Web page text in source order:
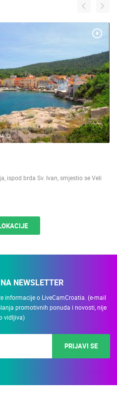
ispod brda Sv. Ivan, smjestio se Veli
NEWSLETTER
informacije o LiveCamCroatia. (e-mail
promotivnih ponuda i novosti, nije
vidljiva)
PRIJAVI SE